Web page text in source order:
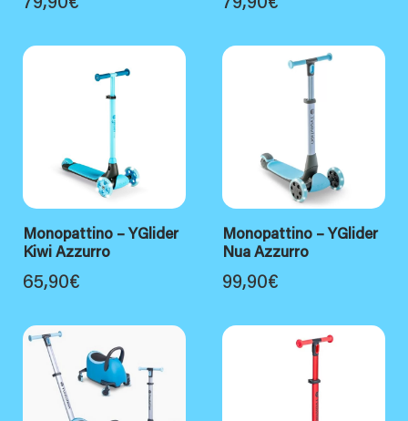
79,90€ 79,90€
Monopattino – YGlider
Kiwi Azzurro
65,90€
Monopattino – YGlider
Nua Azzurro
99,90€